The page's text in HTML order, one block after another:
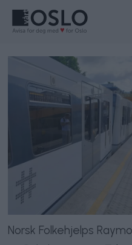
Norsk Folkehjelps